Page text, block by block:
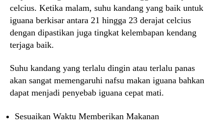
celcius. Ketika malam, suhu kandang yang baik untuk
iguana berkisar antara 21 hingga 23 derajat celcius
dengan dipastikan juga tingkat kelembapan kendang
terjaga baik.
Suhu kandang yang terlalu dingin atau terlalu panas
akan sangat memengaruhi nafsu makan iguana bahkan
dapat menjadi penyebab iguana cepat mati.
Sesuaikan Waktu Memberikan Makanan